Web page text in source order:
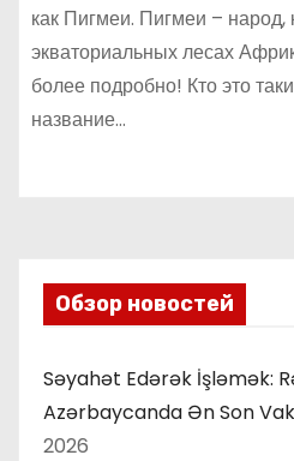
как Пигмеи. Пигмеи – народ,
экваториальных лесах
более подробно! Кто это
название…
Обзор новостей
Səyahət Edərək İşləmək:
Azərbaycanda Ən Son
2026